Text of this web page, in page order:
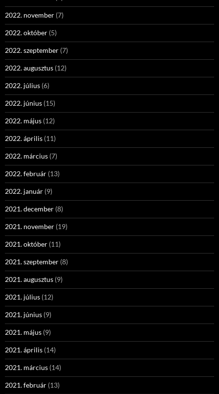
2022. november (7)
2022. október (5)
2022. szeptember (7)
2022. augusztus (12)
2022. július (6)
2022. június (15)
2022. május (12)
2022. április (11)
2022. március (7)
2022. február (13)
2022. január (9)
2021. december (8)
2021. november (19)
2021. október (11)
2021. szeptember (8)
2021. augusztus (9)
2021. július (12)
2021. június (9)
2021. május (9)
2021. április (14)
2021. március (14)
2021. február (13)